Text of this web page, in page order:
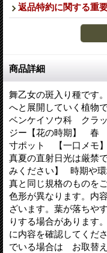
返品特約に関する重
商品詳細
舞乙女の斑入り種です
へと展開していく植物
ベンケイソウ科 クラ
ジー【花の時期】 春
寸ポット 【一口メモ
真夏の直射日光は厳禁
みください】 時期や
真と同じ規格のものを
色形が異なります。内
ざいます。葉が落ちや
りする場合があります
に内容を確認してくだ
でいる場合は お取替